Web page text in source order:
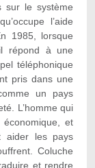
sur le système
l’aide
1985, lorsque
répond à une
téléphonique
pris dans une
un pays
L’homme qui
et
aider les pays
Coluche
et rendre